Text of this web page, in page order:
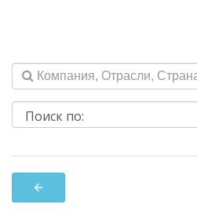
arrow_back